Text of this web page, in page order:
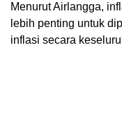
Menurut Airlangga,
lebih penting untuk
inflasi secara